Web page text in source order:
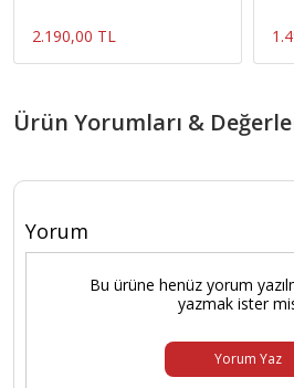
2.190,00 TL
Ürün Yorumları &
Yorum
Bu ürüne henüz yorum
yazmak ister
Yorum Yaz